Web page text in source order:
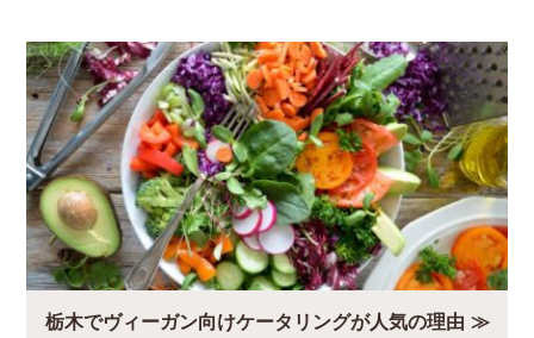
栃木でヴィーガン向けケータリングが人気の理由